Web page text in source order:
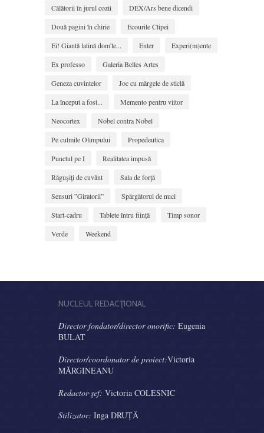
Călătorii în jurul cozii
DEX/Ars bene dicendi
Două pagini în chirie
Ecourile Clipei
Ei! Giantă latină dom'le...
Enter
Experi(m)ente
Ex professo
Galeria Belles Artes
Geneza cuvintelor
Joc cu mărgele de sticlă
La început a fost...
Memento pentru viitor
Neocortex
Nobel contra Nobel
Pe culmile Olimpului
Propedeutica
Punctul pe I
Realitatea impusă
Răguşiţi de cuvânt
Sala de forţă
Sensuri ”Giratorii”
Spărgătorul de nuci
Start-cadru
Tablete întru ființă
Timp sonor
Verde
Weekend
NUCLEUL REDACŢIONAL
Director fondator/director onorific: Eugenia
BULAT
Director/coordonator de proiect:Victoria
MĂRGINEANU
Redactor-şef: Victoria COLESNIC
Stilizator: Inga DRUȚĂ